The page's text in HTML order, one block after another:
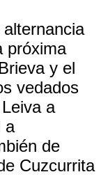
próxima
y el
vedados
a
a
de
Cuzcurrita